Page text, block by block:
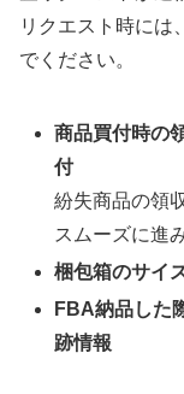
リクエスト時には
でください。
商品買付時の
付
紛失商品の領
スムーズに進
梱包箱のサイ
FBA納品した
跡情報